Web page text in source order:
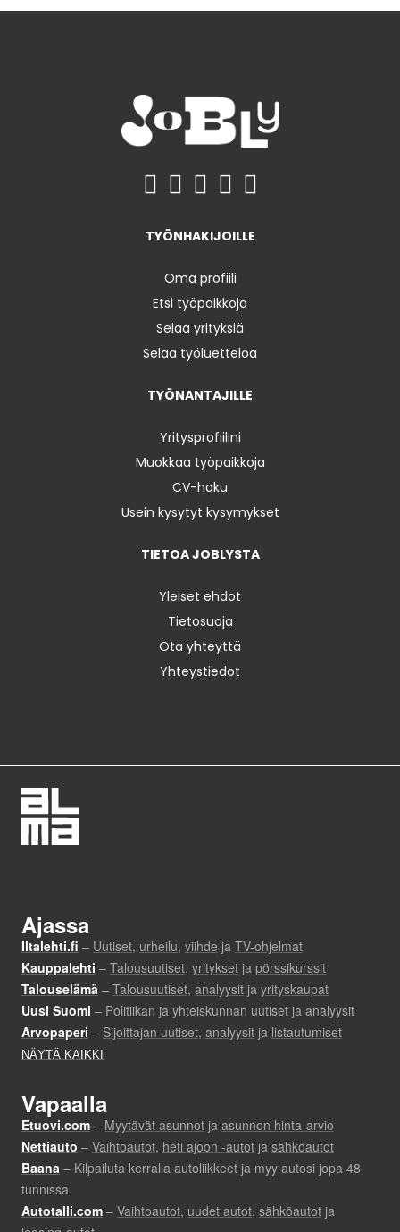
TYÖNHAKIJOILLE
Oma profiili
Etsi työpaikkoja
Selaa yrityksiä
Selaa työluetteloa
TYÖNANTAJILLE
Yritysprofiilini
Muokkaa työpaikkoja
CV-haku
Usein kysytyt kysymykset
TIETOA JOBLYSTA
Yleiset ehdot
Tietosuoja
Ota yhteyttä
Yhteystiedot